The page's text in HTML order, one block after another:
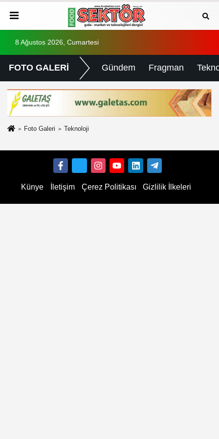
8 Ağustos 2026, Cumartesi
FOTO GALERİ Gündem Fragman
Foto Galeri Teknoloji
Künye İletişim Çerez Politikası Gizlilik İlkeleri